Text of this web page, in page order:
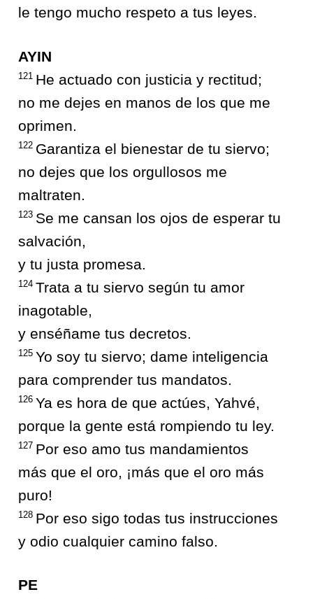
le tengo mucho respeto a tus leyes.
AYIN
121 He actuado con justicia y rectitud;
no me dejes en manos de los que me
oprimen.
122 Garantiza el bienestar de tu siervo;
no dejes que los orgullosos me
maltraten.
123 Se me cansan los ojos de esperar tu
salvación,
y tu justa promesa.
124 Trata a tu siervo según tu amor
inagotable,
y enséñame tus decretos.
125 Yo soy tu siervo; dame inteligencia
para comprender tus mandatos.
126 Ya es hora de que actúes, Yahvé,
porque la gente está rompiendo tu ley.
127 Por eso amo tus mandamientos
más que el oro, ¡más que el oro más
puro!
128 Por eso sigo todas tus instrucciones
y odio cualquier camino falso.
PE